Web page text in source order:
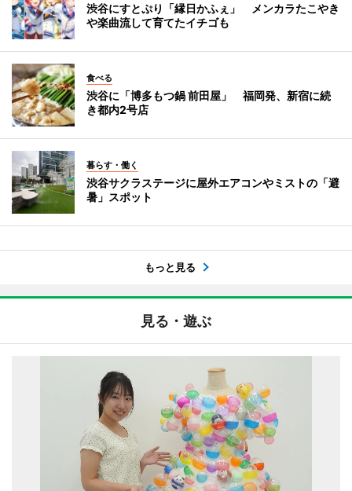
渋谷にすとぷり「縁日かふぇ」 メンカラたこやき
や楽曲流して育てたイチゴも
食べる
渋谷に「博多もつ鍋 前田屋」 福岡発、新宿に続
き都内2号店
暮らす・働く
渋谷サクラステージに屋外エアコンやミストの「避
暑」スポット
もっと見る
見る・遊ぶ